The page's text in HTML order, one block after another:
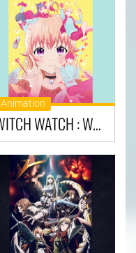
Animation
WITCH WATCH : WATCH PARTY